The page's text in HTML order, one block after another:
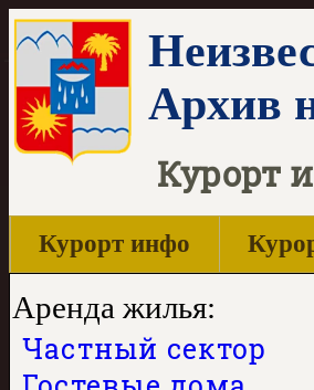
Архив
Курорт
Курорт инфо
Аренда жилья:
Частный сектор